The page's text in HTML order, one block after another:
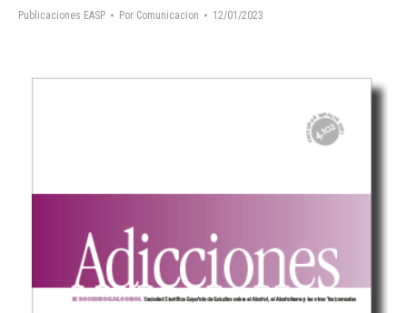
Publicaciones EASP Por Comunicacion 12/01/2023